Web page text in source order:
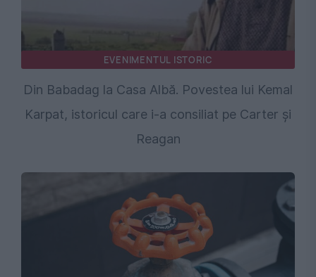
EVENIMENTUL ISTORIC
Din Babadag la Casa Albă. Povestea lui Kemal
Karpat, istoricul care i-a consiliat pe Carter și
Reagan